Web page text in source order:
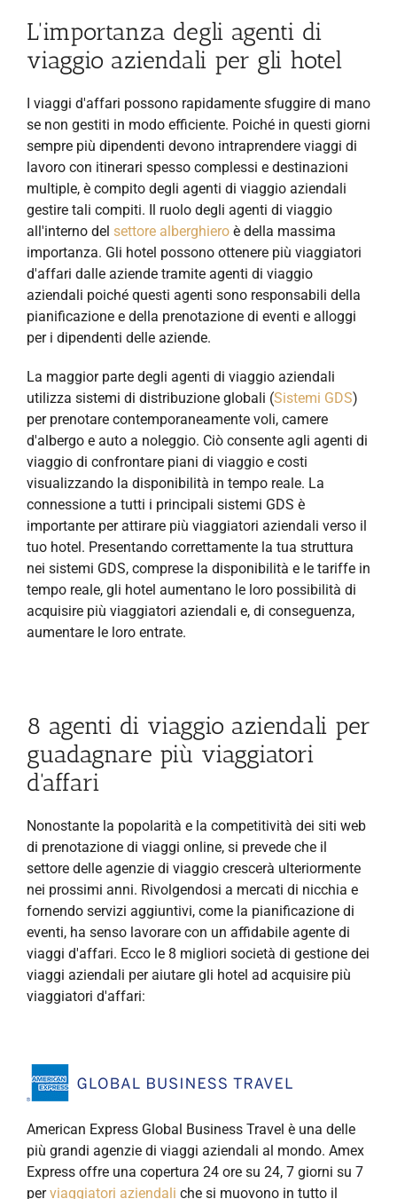
L'importanza degli agenti di
viaggio aziendali per gli hotel
I viaggi d'affari possono rapidamente sfuggire di mano
se non gestiti in modo efficiente. Poiché in questi giorni
sempre più dipendenti devono intraprendere viaggi di
lavoro con itinerari spesso complessi e destinazioni
multiple, è compito degli agenti di viaggio aziendali
gestire tali compiti. Il ruolo degli agenti di viaggio
all'interno del settore alberghiero è della massima
importanza. Gli hotel possono ottenere più viaggiatori
d'affari dalle aziende tramite agenti di viaggio
aziendali poiché questi agenti sono responsabili della
pianificazione e della prenotazione di eventi e alloggi
per i dipendenti delle aziende.
La maggior parte degli agenti di viaggio aziendali
utilizza sistemi di distribuzione globali (Sistemi GDS)
per prenotare contemporaneamente voli, camere
d'albergo e auto a noleggio. Ciò consente agli agenti di
viaggio di confrontare piani di viaggio e costi
visualizzando la disponibilità in tempo reale. La
connessione a tutti i principali sistemi GDS è
importante per attirare più viaggiatori aziendali verso il
tuo hotel. Presentando correttamente la tua struttura
nei sistemi GDS, comprese la disponibilità e le tariffe in
tempo reale, gli hotel aumentano le loro possibilità di
acquisire più viaggiatori aziendali e, di conseguenza,
aumentare le loro entrate.
8 agenti di viaggio aziendali per
guadagnare più viaggiatori
d'affari
Nonostante la popolarità e la competitività dei siti web
di prenotazione di viaggi online, si prevede che il
settore delle agenzie di viaggio crescerà ulteriormente
nei prossimi anni. Rivolgendosi a mercati di nicchia e
fornendo servizi aggiuntivi, come la pianificazione di
eventi, ha senso lavorare con un affidabile agente di
viaggi d'affari. Ecco le 8 migliori società di gestione dei
viaggi aziendali per aiutare gli hotel ad acquisire più
viaggiatori d'affari:
American Express Global Business Travel è una delle
più grandi agenzie di viaggi aziendali al mondo. Amex
Express offre una copertura 24 ore su 24, 7 giorni su 7
perviaggiatori aziendali che si muovono in tutto il